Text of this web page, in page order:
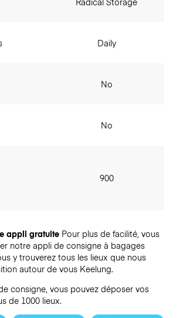
Daily
No
No
900
appli gratuite Pour plus de facilité, vous
notre appli de consigne à bagages
y trouverez tous les lieux que nous
autour de vous Keelung.
consigne, vous pouvez déposer vos
de 1000 lieux.